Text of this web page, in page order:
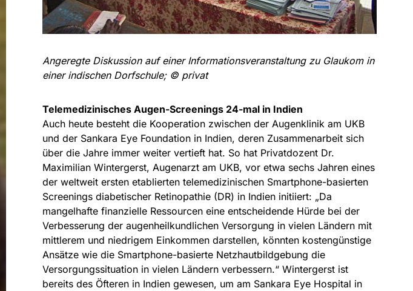
Angeregte Diskussion auf einer Informationsveranstaltung zu Glaukom in
einer indischen Dorfschule; © privat
Telemedizinisches Augen-Screenings 24-mal in Indien
Auch heute besteht die Kooperation zwischen der Augenklinik am UKB
und der Sankara Eye Foundation in Indien, deren Zusammenarbeit sich
über die Jahre immer weiter vertieft hat. So hat Privatdozent Dr.
Maximilian Wintergerst, Augenarzt am UKB, vor etwa sechs Jahren eines
der weltweit ersten etablierten telemedizinischen Smartphone-basierten
Screenings diabetischer Retinopathie (DR) in Indien initiiert: „Da
mangelhafte finanzielle Ressourcen eine entscheidende Hürde bei der
Verbesserung der augenheilkundlichen Versorgung in vielen Ländern mit
mittlerem und niedrigem Einkommen darstellen, könnten kostengünstige
Ansätze wie die Smartphone-basierte Netzhautbildgebung die
Versorgungssituation in vielen Ländern verbessern.“ Wintergerst ist
bereits des Öfteren in Indien gewesen, um am Sankara Eye Hospital in